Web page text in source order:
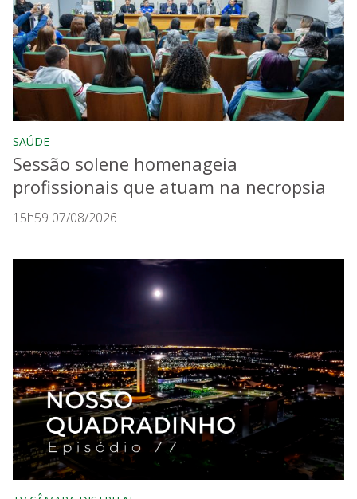
SAÚDE
Sessão solene homenageia
profissionais que atuam na necropsia
15h59 07/08/2026